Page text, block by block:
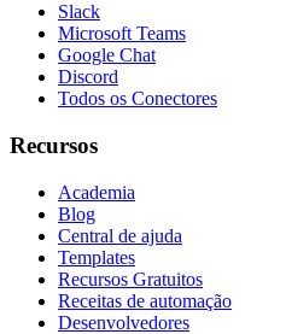
Slack
Microsoft Teams
Google Chat
Discord
Todos os Conectores
Recursos
Academia
Blog
Central de ajuda
Templates
Recursos Gratuitos
Receitas de automação
Desenvolvedores